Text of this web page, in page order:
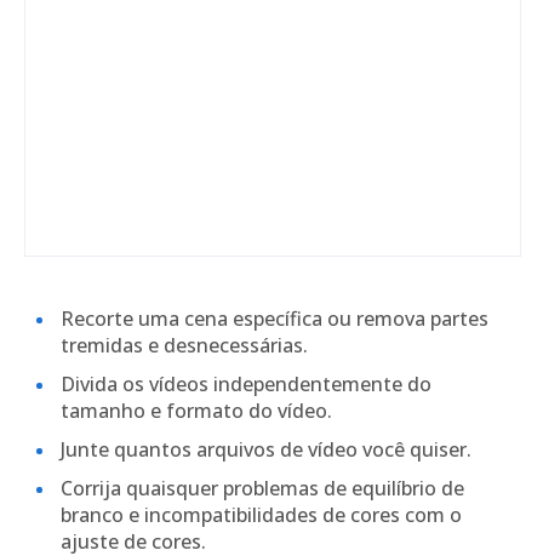
Recorte uma cena específica ou remova partes
tremidas e desnecessárias.
Divida os vídeos independentemente do
tamanho e formato do vídeo.
Junte quantos arquivos de vídeo você quiser.
Corrija quaisquer problemas de equilíbrio de
branco e incompatibilidades de cores com o
ajuste de cores.